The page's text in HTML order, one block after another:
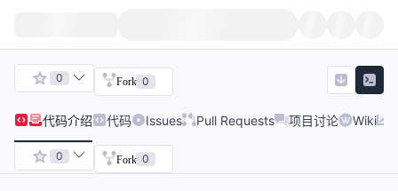
0 Fork 0
代码介绍 代码 Issues Pull Requests 项目讨论 Wiki
0 Fork 0